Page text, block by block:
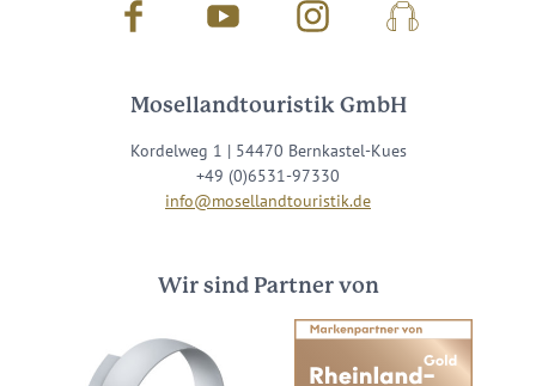
Facebook Youtube InstagramPodcast
Mosellandtouristik GmbH
Kordelweg 1 | 54470 Bernkastel-Kues
+49 (0)6531-97330
info@mosellandtouristik.de
Wir sind Partner von